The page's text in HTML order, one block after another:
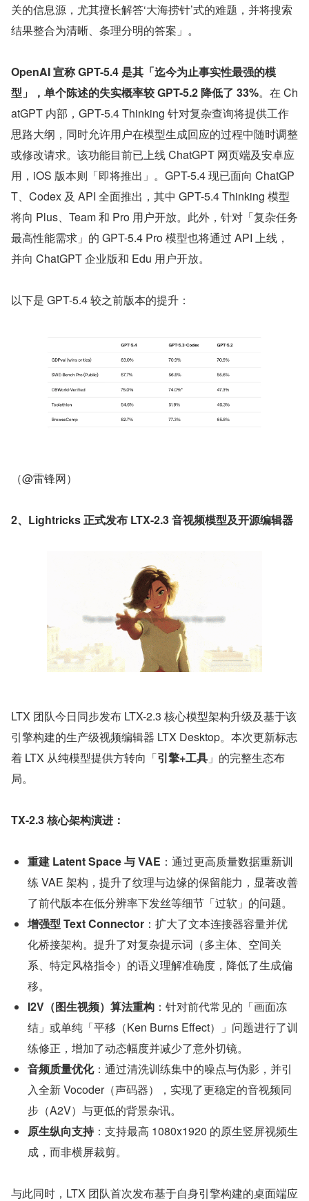
关的信息源，尤其擅长解答‘大海捞针’式的难题，并将搜索
结果整合为清晰、条理分明的答案」。
OpenAI 宣称 GPT-5.4 是其「迄今为止事实性最强的模
型」，单个陈述的失实概率较 GPT-5.2 降低了 33%。在 Ch
atGPT 内部，GPT-5.4 Thinking 针对复杂查询将提供工作
思路大纲，同时允许用户在模型生成回应的过程中随时调整
或修改请求。该功能目前已上线 ChatGPT 网页端及安卓应
用，iOS 版本则「即将推出」。GPT-5.4 现已面向 ChatGP
T、Codex 及 API 全面推出，其中 GPT-5.4 Thinking 模型
将向 Plus、Team 和 Pro 用户开放。此外，针对「复杂任务
最高性能需求」的 GPT-5.4 Pro 模型也将通过 API 上线，
并向 ChatGPT 企业版和 Edu 用户开放。
以下是 GPT-5.4 较之前版本的提升：
（@雷锋网）
2、Lightricks 正式发布 LTX-2.3 音视频模型及开源编辑器
LTX 团队今日同步发布 LTX-2.3 核心模型架构升级及基于该
引擎构建的生产级视频编辑器 LTX Desktop。本次更新标志
着 LTX 从纯模型提供方转向「引擎+工具 」的完整生态布
局。
TX-2.3 核心架构演进：
重建 Latent Space 与 VAE ：通过更高质量数据重新训
练 VAE 架构，提升了纹理与边缘的保留能力，显著改善
了前代版本在低分辨率下发丝等细节「过软」的问题。
增强型 Text Connector ：扩大了文本连接器容量并优
化桥接架构。提升了对复杂提示词（多主体、空间关
系、特定风格指令）的语义理解准确度，降低了生成偏
移。
I2V（图生视频）算法重构 ：针对前代常见的「画面冻
结」或单纯「平移（Ken Burns Effect）」问题进行了训
练修正，增加了动态幅度并减少了意外切镜。
音频质量优化：通过清洗训练集中的噪点与伪影，并引
入全新 Vocoder（声码器），实现了更稳定的音视频同
步（A2V）与更低的背景杂讯。
原生纵向支持：支持最高 1080x1920 的原生竖屏视频生
成，而非横屏裁剪。
与此同时，LTX 团队首次发布基于自身引擎构建的桌面端应